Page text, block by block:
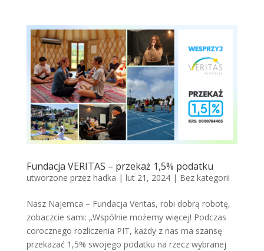
Fundacja VERITAS – przekaż 1,5% podatku
utworzone przez hadka | lut 21, 2024| Bez kategorii
Nasz Najemca – Fundacja Veritas, robi dobrą robotę,
zobaczcie sami: „Wspólnie możemy więcej! Podczas
corocznego rozliczenia PIT, każdy z nas ma szansę
przekazać 1,5% swojego podatku na rzecz wybranej